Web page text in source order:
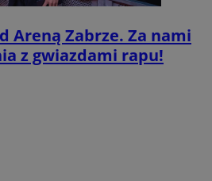
Areną Zabrze. Za nami
z gwiazdami rapu!